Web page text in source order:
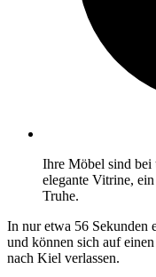
Ihre Möbel sind bei
elegante Vitrine,
Truhe.
In nur etwa 56 Sekunden
und können sich auf
nach Kiel verlassen.